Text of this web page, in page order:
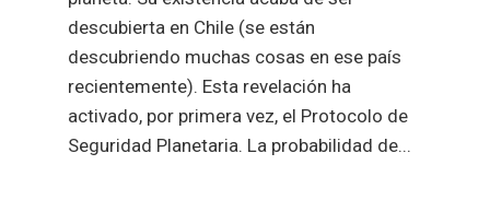
descubierta en Chile (se están
descubriendo muchas cosas en ese país
recientemente). Esta revelación ha
activado, por primera vez, el Protocolo de
Seguridad Planetaria. La probabilidad de...